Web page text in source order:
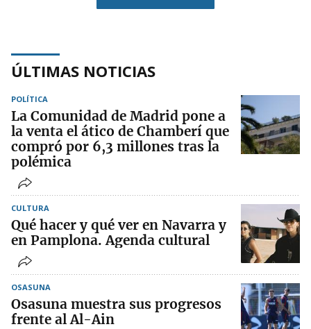
ÚLTIMAS NOTICIAS
POLÍTICA
La Comunidad de Madrid pone a
la venta el ático de Chamberí que
compró por 6,3 millones tras la
polémica
CULTURA
Qué hacer y qué ver en Navarra y
en Pamplona. Agenda cultural
OSASUNA
Osasuna muestra sus progresos
frente al Al-Ain